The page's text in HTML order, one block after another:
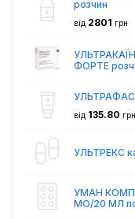
розчин
від 2801 грн
ФОРТЕ
від 135.80 грн
УЛЬТРЕКС
УМАН
МО/20 МЛ